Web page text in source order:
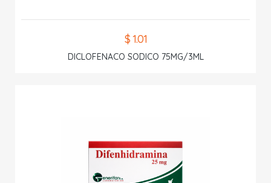
$ 1.01
DICLOFENACO SODICO 75MG/3ML